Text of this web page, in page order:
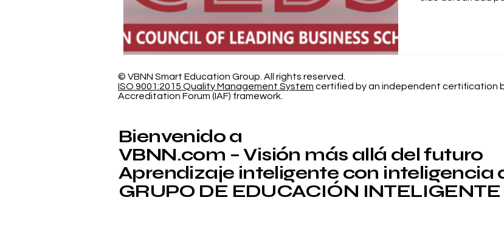
© VBNN Smart Education Group. All rights reserved.
ISO 9001:2015 Quality Management System certified by an independent certification
Accreditation Forum (IAF) framework.
Bienvenido a
VBNN.com – Visión más allá del futuro
Aprendizaje inteligente con inteligencia
GRUPO DE EDUCACIÓN INTELIGENTE